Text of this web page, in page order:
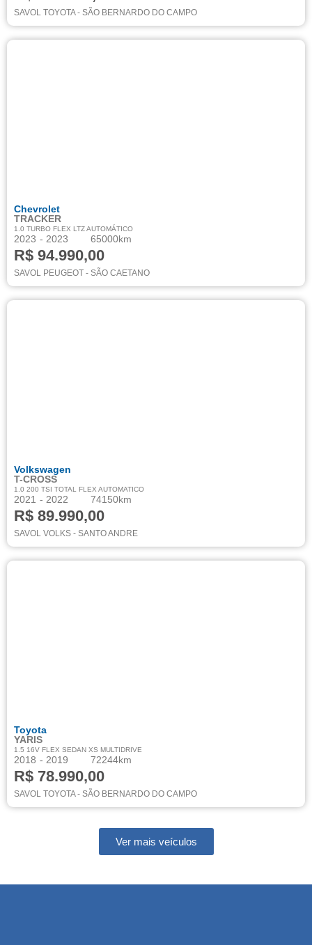
SAVOL TOYOTA - SÃO BERNARDO DO CAMPO
Chevrolet
TRACKER
1.0 TURBO FLEX LTZ AUTOMÁTICO
2023 - 2023 65000km
R$ 94.990,00
SAVOL PEUGEOT - SÃO CAETANO
Volkswagen
T-CROSS
1.0 200 TSI TOTAL FLEX AUTOMATICO
2021 - 2022 74150km
R$ 89.990,00
SAVOL VOLKS - SANTO ANDRE
Toyota
YARIS
1.5 16V FLEX SEDAN XS MULTIDRIVE
2018 - 2019 72244km
R$ 78.990,00
SAVOL TOYOTA - SÃO BERNARDO DO CAMPO
Ver mais veículos